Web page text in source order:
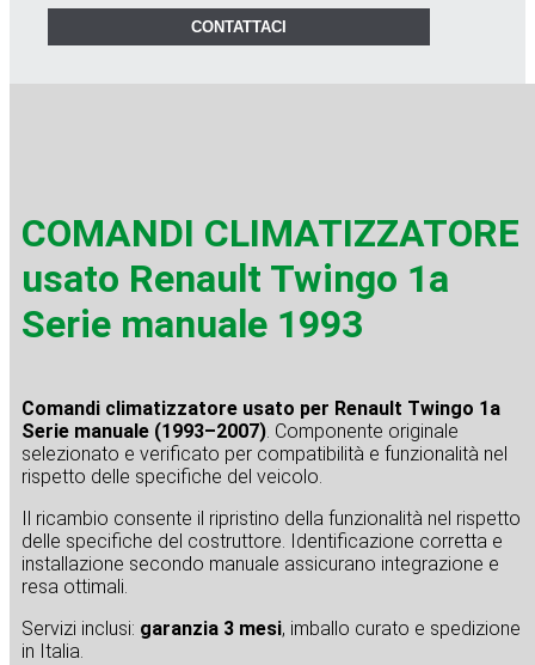
CONTATTACI
COMANDI CLIMATIZZATORE
usato Renault Twingo 1a
Serie manuale 1993
Comandi climatizzatore usato per Renault Twingo 1a
Serie manuale (1993–2007). Componente originale
selezionato e verificato per compatibilità e funzionalità nel
rispetto delle specifiche del veicolo.
Il ricambio consente il ripristino della funzionalità nel rispetto
delle specifiche del costruttore. Identificazione corretta e
installazione secondo manuale assicurano integrazione e
resa ottimali.
Servizi inclusi: garanzia 3 mesi, imballo curato e spedizione
in Italia.